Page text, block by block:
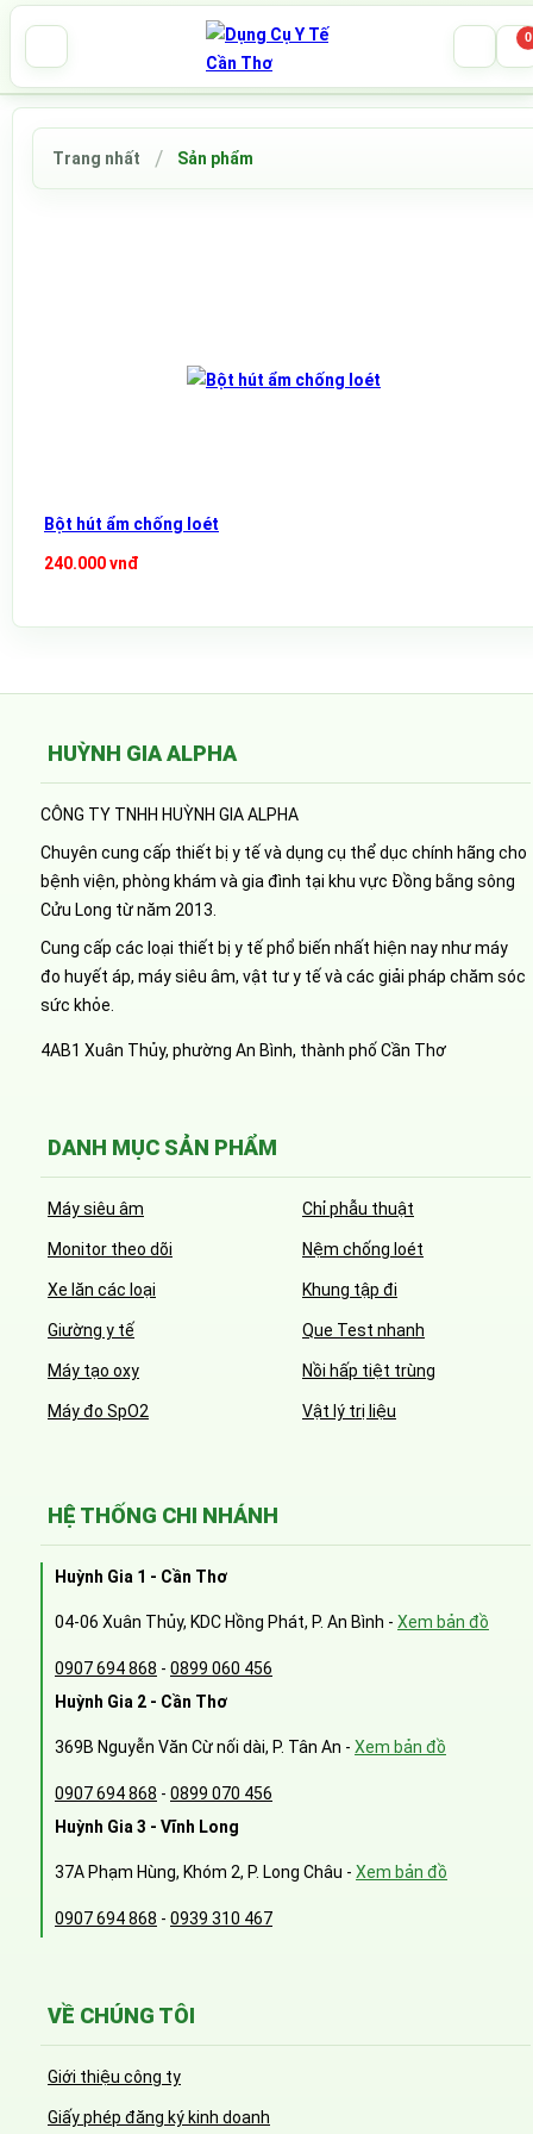
0
Trang nhất Sản phẩm
Bột hút ẩm chống loét
240.000 vnđ
HUỲNH GIA ALPHA
CÔNG TY TNHH HUỲNH GIA ALPHA
Chuyên cung cấp thiết bị y tế và dụng cụ thể dục chính hãng cho
bệnh viện, phòng khám và gia đình tại khu vực Đồng bằng sông
Cửu Long từ năm 2013.
Cung cấp các loại thiết bị y tế phổ biến nhất hiện nay như máy
đo huyết áp, máy siêu âm, vật tư y tế và các giải pháp chăm sóc
sức khỏe.
4AB1 Xuân Thủy, phường An Bình, thành phố Cần Thơ
DANH MỤC SẢN PHẨM
Máy siêu âm
Monitor theo dõi
Xe lăn các loại
Giường y tế
Máy tạo oxy
Máy đo SpO2
Chỉ phẫu thuật
Nệm chống loét
Khung tập đi
Que Test nhanh
Nồi hấp tiệt trùng
Vật lý trị liệu
HỆ THỐNG CHI NHÁNH
Huỳnh Gia 1 - Cần Thơ
04-06 Xuân Thủy, KDC Hồng Phát, P. An Bình - Xem bản đồ
0907 694 868 - 0899 060 456
Huỳnh Gia 2 - Cần Thơ
369B Nguyễn Văn Cừ nối dài, P. Tân An - Xem bản đồ
0907 694 868 - 0899 070 456
Huỳnh Gia 3 - Vĩnh Long
37A Phạm Hùng, Khóm 2, P. Long Châu - Xem bản đồ
0907 694 868 - 0939 310 467
VỀ CHÚNG TÔI
Giới thiệu công ty
Giấy phép đăng ký kinh doanh